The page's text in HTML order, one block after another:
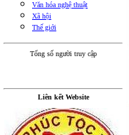
Văn hóa nghệ thuật
Xã hội
Thế giới
Tổng số người truy cập
Liên kết Website